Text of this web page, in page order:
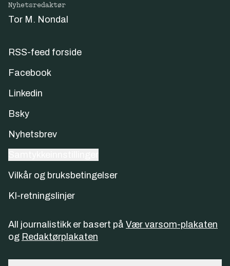
Nyhetsredaktør
Tor M. Nondal
RSS-feed forside
Facebook
Linkedin
Bsky
Nyhetsbrev
Vilkår og bruksbetingelser
KI-retningslinjer
All journalistikk er basert på Vær varsom-plakaten
og Redaktørplakaten